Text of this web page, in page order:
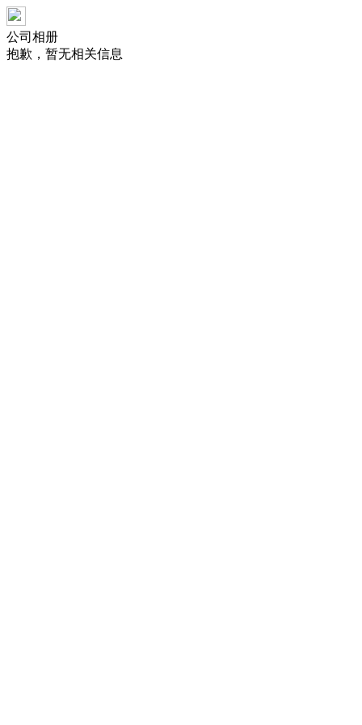
公司相册
抱歉，暂无相关信息